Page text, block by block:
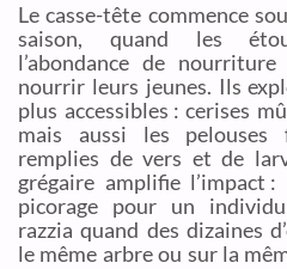
Le casse-tête commence
saison, quand les
l’abondance de
nourrir leurs jeunes. Ils
plus accessibles : cerises
mais aussi les pelouses
remplies de vers et de
grégaire amplifie l’impact
picorage pour un
razzia quand des dizaines
le même arbre ou sur la